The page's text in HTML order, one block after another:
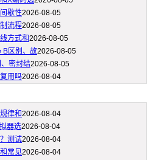
歇性2026-08-05
流程2026-08-05
方式和2026-08-05
B区别、故2026-08-05
密封结2026-08-05
用吗2026-08-04
律和2026-08-04
器选2026-08-04
测试2026-08-04
常见2026-08-04